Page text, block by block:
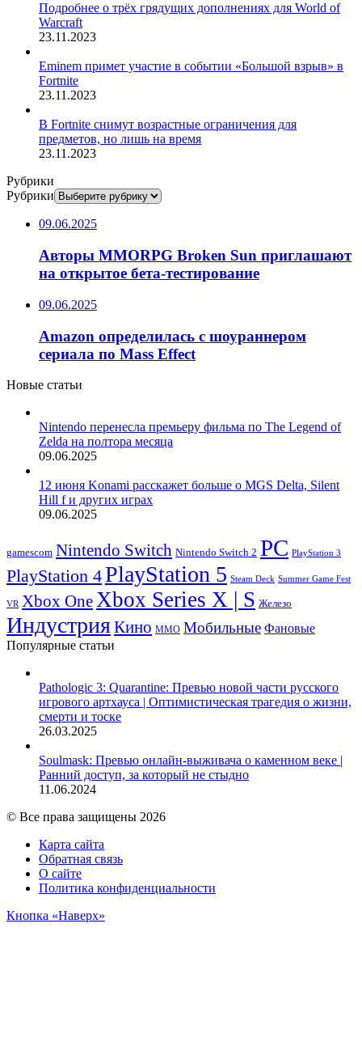
Подробнее о трёх грядущих дополнениях для World of
Warcraft
23.11.2023
Eminem примет участие в событии «Большой взрыв» в
Fortnite
23.11.2023
В Fortnite снимут возрастные ограничения для
предметов, но лишь на время
23.11.2023
Рубрики
Рубрики
09.06.2025
Авторы MMORPG Broken Sun приглашают
на открытое бета-тестирование
09.06.2025
Amazon определилась с шоураннером
сериала по Mass Effect
Новые статьи
Nintendo перенесла премьеру фильма по The Legend of
Zelda на полтора месяца
09.06.2025
12 июня Konami расскажет больше о MGS Delta, Silent
Hill f и других играх
09.06.2025
gamescom Nintendo Switch Nintendo Switch 2 PC PlayStation 3
PlayStation 4PlayStation 5 Steam Deck Summer Game Fest
VR Xbox OneXbox Series X | S Железо
ИндустрияКино ММО Мобильные Фановые
Популярные статьи
Pathologic 3: Quarantine: Превью новой части русского
игрового артхауса | Оптимистическая трагедия о жизни,
смерти и тоске
26.03.2025
Soulmask: Превью онлайн-выживача о каменном веке |
Ранний доступ, за который не стыдно
11.06.2024
© Все права защищены 2026
Карта сайта
Обратная связь
О сайте
Политика конфиденциальности
Кнопка «Наверх»